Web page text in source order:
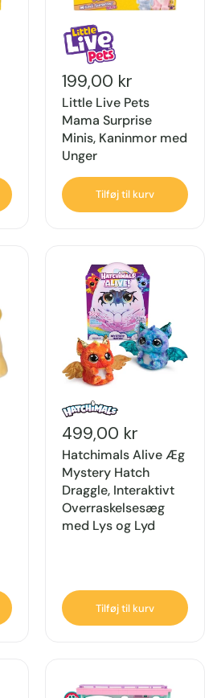
199,00 kr
Little Live Pets
Mama Surprise
Minis, Kaninmor med
Unger
Tilføj til kurv
499,00 kr
Hatchimals Alive Æg
Mystery Hatch
Draggle, Interaktivt
Overraskelsesæg
med Lys og Lyd
Tilføj til kurv